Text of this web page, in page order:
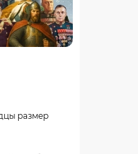
размер